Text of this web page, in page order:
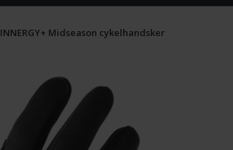
INNERGY+ Midseason cykelhandsker